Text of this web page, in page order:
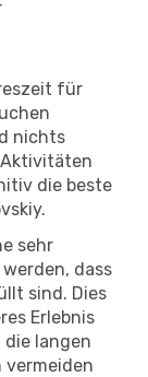
für
nichts
Aktivitäten
die beste
sehr
dass
sind. Dies
Erlebnis
langen